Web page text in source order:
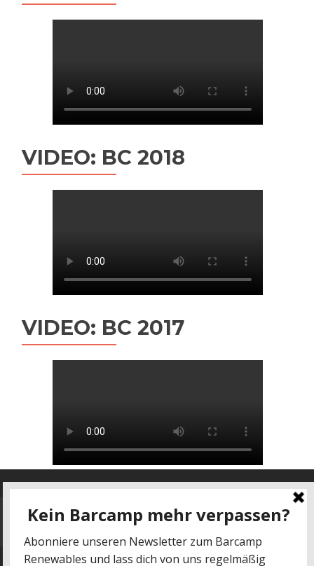
VIDEO: BC 2018
VIDEO: BC 2017
Datenschutz-Impressum